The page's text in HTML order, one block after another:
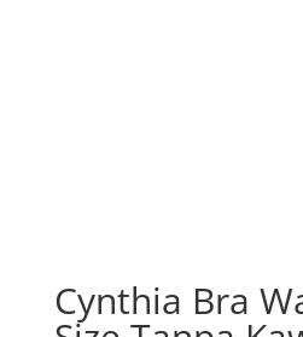
Cynthia Bra